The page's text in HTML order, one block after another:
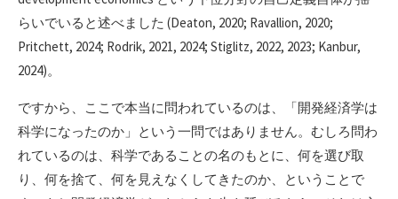
らいでいると述べました (Deaton, 2020; Ravallion, 2020;
Pritchett, 2024; Rodrik, 2021, 2024; Stiglitz, 2022, 2023; Kanbur,
2024)。
ですから、ここで本当に問われているのは、「開発経済学は
科学になったのか」という一問ではありません。むしろ問わ
れているのは、科学であることの名のもとに、何を選び取
り、何を捨て、何を見えなくしてきたのか、ということで